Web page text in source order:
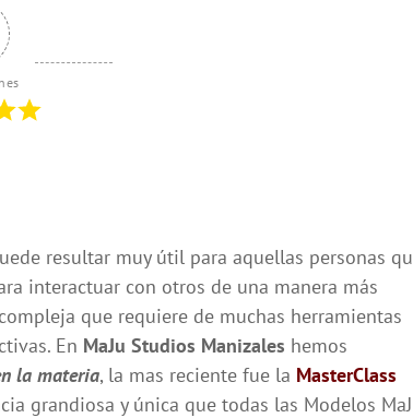
resultar muy útil para aquellas personas
interactuar con otros de una manera más
compleja que requiere de muchas herramientas
En MaJu Studios Manizales hemos
la materia, la mas reciente fue la MasterClass
grandiosa y única que todas las Modelos